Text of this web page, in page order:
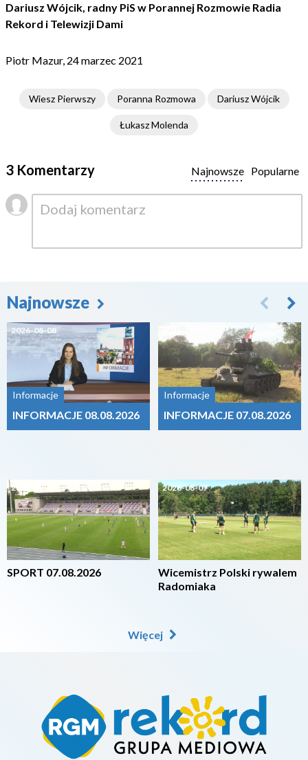
Dariusz Wójcik, radny PiS w Porannej Rozmowie Radia
Rekord i Telewizji Dami
Piotr Mazur, 24 marzec 2021
Wiesz Pierwszy Poranna Rozmowa Dariusz Wójcik
Łukasz Molenda
3 Komentarzy Popularne
Najnowsze
Najnowsze
2026-08-08
Informacje
INFORMACJE 08.08.2026
2026-08-07
SPORT 07.08.2026
Informacje
INFORMACJE 07.08.2026
2026-08-07
Wicemistrz Polski rywalem
Radomiaka
Więcej